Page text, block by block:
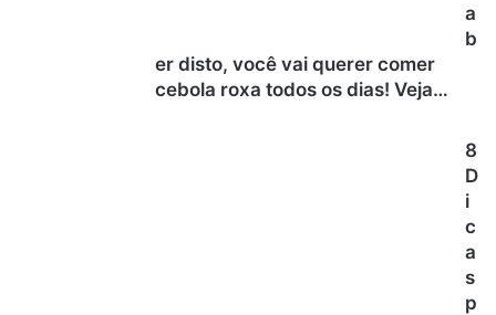
a
b
er disto, você vai querer comer
cebola roxa todos os dias! Veja…
8
D
i
c
a
s
p